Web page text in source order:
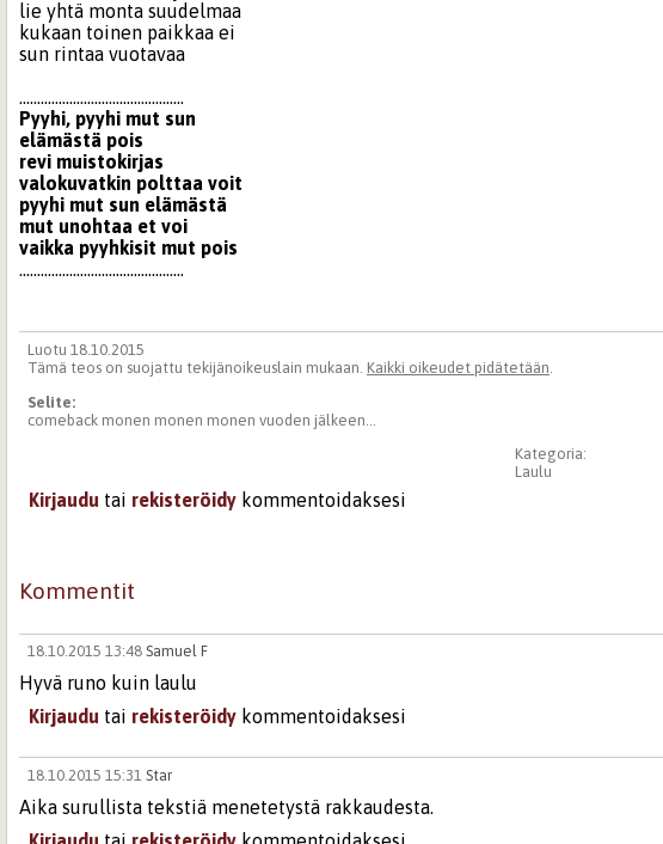
lie yhtä monta suudelmaa
kukaan toinen paikkaa ei
sun rintaa vuotavaa
..............................................
Pyyhi, pyyhi mut sun
elämästä pois
revi muistokirjas
valokuvatkin polttaa voit
pyyhi mut sun elämästä
mut unohtaa et voi
vaikka pyyhkisit mut pois
..............................................
Luotu 18.10.2015
Tämä teos on suojattu tekijänoikeuslain mukaan. Kaikki oikeudet pidätetään.
Selite:
comeback monen monen monen vuoden jälkeen...
Kategoria:
Laulu
Kirjaudu tai rekisteröidy kommentoidaksesi
Kommentit
18.10.2015 13:48 Samuel F
Hyvä runo kuin laulu
Kirjaudu tai rekisteröidy kommentoidaksesi
18.10.2015 15:31 Star
Aika surullista tekstiä menetetystä rakkaudesta.